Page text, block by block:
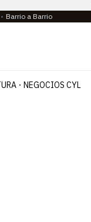
Barrio a Barrio
NEGOCIOS CYL